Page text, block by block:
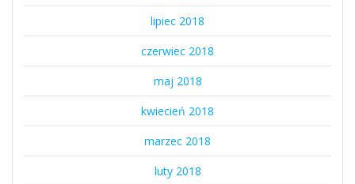
lipiec 2018
czerwiec 2018
maj 2018
kwiecień 2018
marzec 2018
luty 2018